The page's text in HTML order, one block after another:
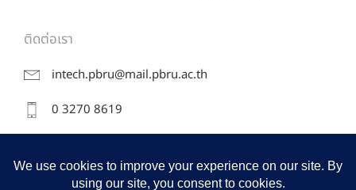
ติดต่อเรา
intech.pbru@mail.pbru.ac.th
0 3270 8619
76000